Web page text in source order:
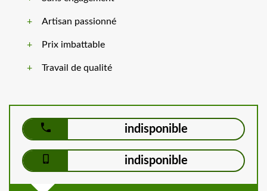
Artisan passionné
Prix imbattable
Travail de qualité
indisponible
indisponible